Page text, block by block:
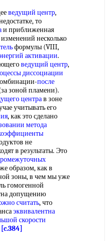
ведущий центр,
то
и приближенная
несколько
формулы (VIII,
активации.
ведущий центр,
диссоциации
после
зоной пламени).
центрав зоне
учитывать его
, как это сделано
метода
не
в результаты. Это
образом, как в
зоны, в чем мы уже
гомогенной
допущению
считать, что
эквивалентна
скорости
[c.384]